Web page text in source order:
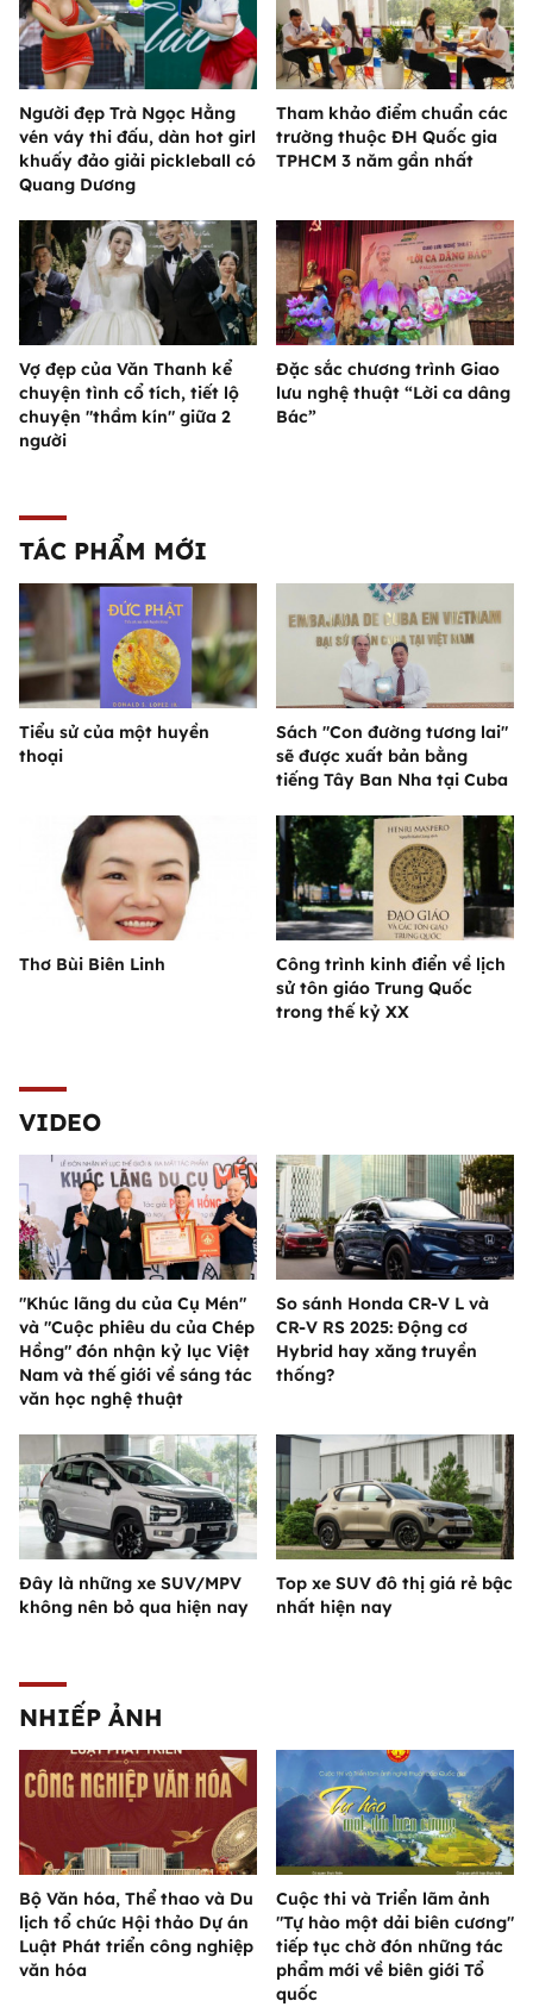
Người đẹp Trà Ngọc Hằng
vén váy thi đấu, dàn hot girl
khuấy đảo giải pickleball có
Quang Dương
Tham khảo điểm chuẩn các
trường thuộc ĐH Quốc gia
TPHCM 3 năm gần nhất
Vợ đẹp của Văn Thanh kể
chuyện tình cổ tích, tiết lộ
chuyện "thầm kín" giữa 2
người
Đặc sắc chương trình Giao
lưu nghệ thuật “Lời ca dâng
Bác”
TÁC PHẨM MỚI
Tiểu sử của một huyền
thoại
Sách "Con đường tương lai"
sẽ được xuất bản bằng
tiếng Tây Ban Nha tại Cuba
Thơ Bùi Biên Linh
Công trình kinh điển về lịch
sử tôn giáo Trung Quốc
trong thế kỷ XX
VIDEO
"Khúc lãng du của Cụ Mén"
và "Cuộc phiêu du của Chép
Hồng" đón nhận kỷ lục Việt
Nam và thế giới về sáng tác
văn học nghệ thuật
So sánh Honda CR-V L và
CR-V RS 2025: Động cơ
Hybrid hay xăng truyền
thống?
Đây là những xe SUV/MPV
không nên bỏ qua hiện nay
Top xe SUV đô thị giá rẻ bậc
nhất hiện nay
NHIẾP ẢNH
Bộ Văn hóa, Thể thao và Du
lịch tổ chức Hội thảo Dự án
Luật Phát triển công nghiệp
văn hóa
Cuộc thi và Triển lãm ảnh
"Tự hào một dải biên cương"
tiếp tục chờ đón những tác
phẩm mới về biên giới Tổ
quốc